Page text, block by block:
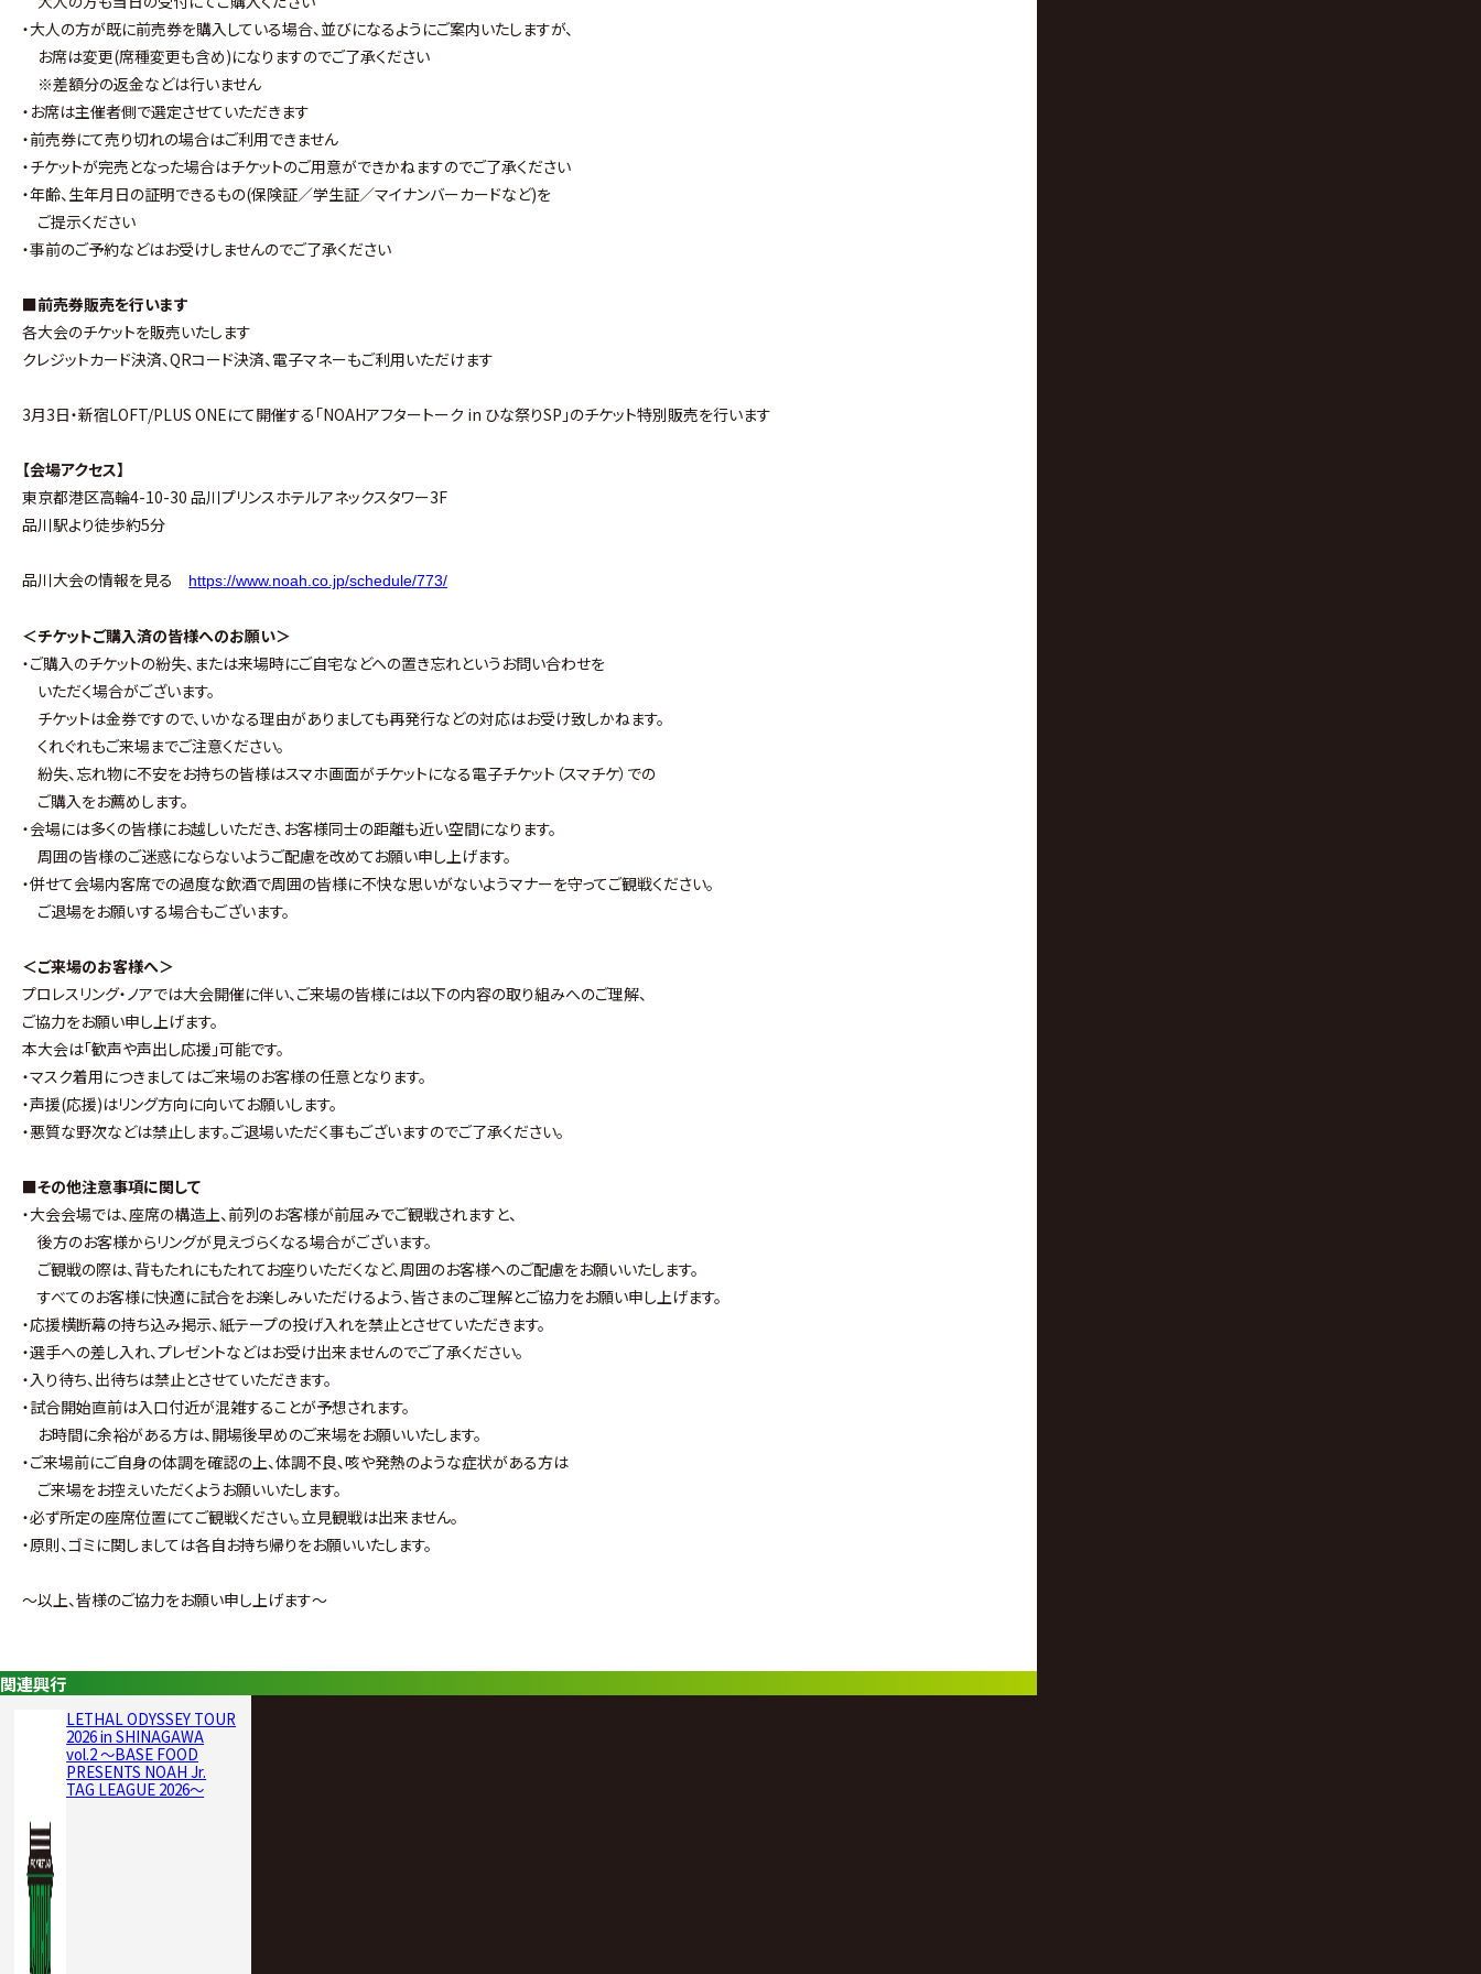
・大人の方が既に前売券を購入している場合、並びになるようにご案内いたしますが、
お席は変更(席種変更も含め)になりますのでご了承ください
※差額分の返金などは行いません
・お席は主催者側で選定させていただきます
・前売券にて売り切れの場合はご利用できません
・チケットが完売となった場合はチケットのご用意ができかねますのでご了承ください
・年齢、生年月日の証明できるもの(保険証／学生証／マイナンバーカードなど)を
ご提示ください
・事前のご予約などはお受けしませんのでご了承ください
■前売券販売を行います
各大会のチケットを販売いたします
クレジットカード決済、QRコード決済、電子マネーもご利用いただけます
3月3日・新宿LOFT/PLUS ONEにて開催する「NOAHアフタートーク in ひな祭りSP」のチケット特別販売を行います
【会場アクセス】
東京都港区高輪4-10-30 品川プリンスホテルアネックスタワー3F
品川駅より徒歩約5分
品川大会の情報を見る https://www.noah.co.jp/schedule/773/
＜チケットご購入済の皆様へのお願い＞
・ご購入のチケットの紛失、または来場時にご自宅などへの置き忘れというお問い合わせを
いただく場合がございます。
チケットは金券ですので、いかなる理由がありましても再発行などの対応はお受け致しかねます。
くれぐれもご来場までご注意ください。
紛失、忘れ物に不安をお持ちの皆様はスマホ画面がチケットになる電子チケット（スマチケ）での
ご購入をお薦めします。
・会場には多くの皆様にお越しいただき、お客様同士の距離も近い空間になります。
周囲の皆様のご迷惑にならないようご配慮を改めてお願い申し上げます。
・併せて会場内客席での過度な飲酒で周囲の皆様に不快な思いがないようマナーを守ってご観戦ください。
ご退場をお願いする場合もございます。
＜ご来場のお客様へ＞
プロレスリング・ノアでは大会開催に伴い、ご来場の皆様には以下の内容の取り組みへのご理解、
ご協力をお願い申し上げます。
本大会は｢歓声や声出し応援｣可能です。
・マスク着用につきましてはご来場のお客様の任意となります。
・声援(応援)はリング方向に向いてお願いします。
・悪質な野次などは禁止します。ご退場いただく事もございますのでご了承ください。
■その他注意事項に関して
・大会会場では、座席の構造上、前列のお客様が前屈みでご観戦されますと、
後方のお客様からリングが見えづらくなる場合がございます。
ご観戦の際は、背もたれにもたれてお座りいただくなど、周囲のお客様へのご配慮をお願いいたします。
すべてのお客様に快適に試合をお楽しみいただけるよう、皆さまのご理解とご協力をお願い申し上げます。
・応援横断幕の持ち込み掲示、紙テープの投げ入れを禁止とさせていただきます。
・選手への差し入れ、プレゼントなどはお受け出来ませんのでご了承ください。
・入り待ち、出待ちは禁止とさせていただきます。
・試合開始直前は入口付近が混雑することが予想されます。
お時間に余裕がある方は、開場後早めのご来場をお願いいたします。
・ご来場前にご自身の体調を確認の上、体調不良、咳や発熱のような症状がある方は
ご来場をお控えいただくようお願いいたします。
・必ず所定の座席位置にてご観戦ください。立見観戦は出来ません。
・原則、ゴミに関しましては各自お持ち帰りをお願いいたします。
～以上、皆様のご協力をお願い申し上げます～
関連興行
LETHAL ODYSSEY TOUR
2026 in SHINAGAWA
vol.2 ～BASE FOOD
PRESENTS NOAH Jr.
TAG LEAGUE 2026～